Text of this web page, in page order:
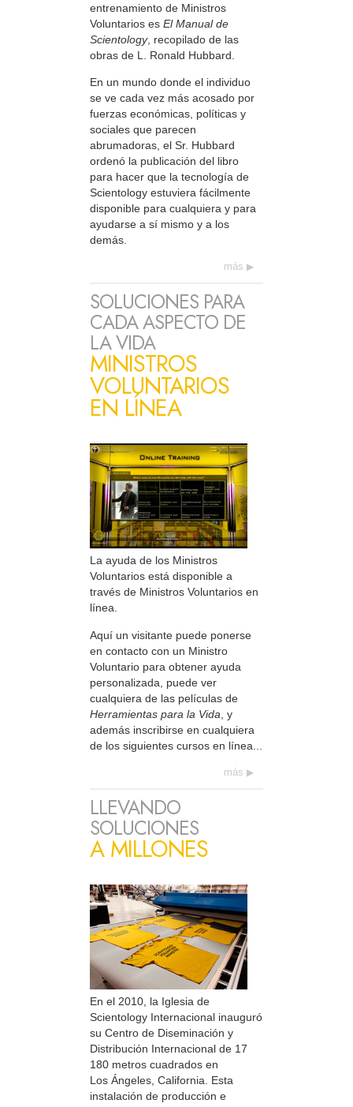
entrenamiento de Ministros
Voluntarios es El Manual de
Scientology, recopilado de las
obras de L. Ronald Hubbard.
En un mundo donde el individuo
se ve cada vez más acosado por
fuerzas económicas, políticas y
sociales que parecen
abrumadoras, el Sr. Hubbard
ordenó la publicación del libro
para hacer que la tecnología de
Scientology estuviera fácilmente
disponible para cualquiera y para
ayudarse a sí mismo y a los
demás.
más
SOLUCIONES PARA
CADA ASPECTO DE
LA VIDA
MINISTROS
VOLUNTARIOS
EN LÍNEA
La ayuda de los Ministros
Voluntarios está disponible a
través de Ministros Voluntarios en
línea.
Aquí un visitante puede ponerse
en contacto con un Ministro
Voluntario para obtener ayuda
personalizada, puede ver
cualquiera de las películas de
Herramientas para la Vida , y
además inscribirse en cualquiera
de los siguientes cursos en línea...
más
LLEVANDO
SOLUCIONES
A MILLONES
En el 2010, la Iglesia de
Scientology Internacional inauguró
su Centro de Diseminación y
Distribución Internacional de 17
180 metros cuadrados en
Los Ángeles, California. Esta
instalación de producción e